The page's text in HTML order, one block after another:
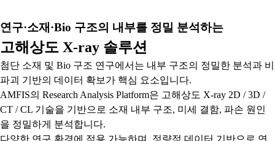
연구·소재·Bio 구조의 내부를 정밀 분석하는
고해상도 X-ray 솔루션
첨단 소재 및 Bio 구조 연구에서는 내부 구조의 정밀한 분석과 비
파괴 기반의 데이터 확보가 핵심 요소입니다.
AMFIS의 Research Analysis Platform은 고해상도 X-ray 2D / 3D /
CT / CL 기술을 기반으로 소재 내부 구조, 미세 결함, 파손 원인
을 정밀하게 분석합니다.
다양한 연구 환경에 적용 가능하며, 정량적 데이터 기반으로 연